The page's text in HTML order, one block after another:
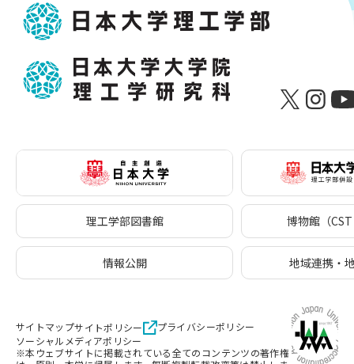
理工学部図書館 博物館（
情報公開 地域連携・
サイトマップサイトポリシー
プライバシーポリシー
ソーシャルメディアポリシー
※本ウェブサイトに掲載されている全てのコンテンツの著作権